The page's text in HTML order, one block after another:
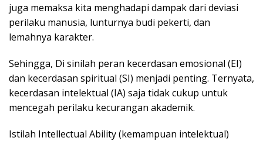
juga memaksa kita menghadapi dampak dari deviasi
perilaku manusia, lunturnya budi pekerti, dan
lemahnya karakter.
Sehingga, Di sinilah peran kecerdasan emosional (EI)
dan kecerdasan spiritual (SI) menjadi penting. Ternyata,
kecerdasan intelektual (IA) saja tidak cukup untuk
mencegah perilaku kecurangan akademik.
Istilah Intellectual Ability (kemampuan intelektual)